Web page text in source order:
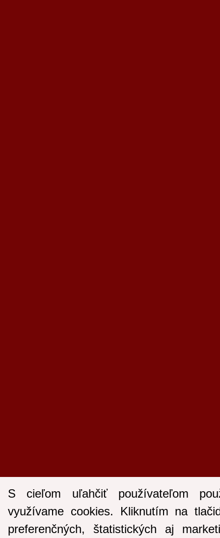
S cieľom uľahčiť používateľom
využívame cookies. Kliknutím na
preferenčných, štatistických aj